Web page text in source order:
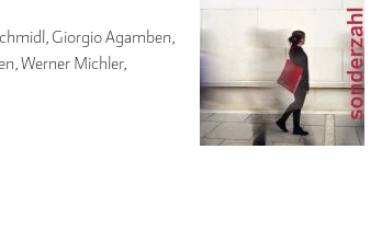
Giorgio Agamben,
Werner Michler,